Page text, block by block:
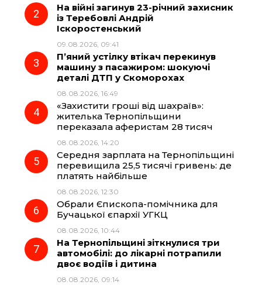
o
k
r
a
m p
На війні загинув 23-річний захисник
із Теребовлі Андрій
Іскоростенський
09.08.2026, 09:41
П’яний устілку втікач перекинув
машину з пасажиром: шокуючі
деталі ДТП у Скоморохах
08.08.2026, 16:49
«Захистити гроші від шахраїв»:
жителька Тернопільщини
переказала аферистам 28 тисяч
08.08.2026, 14:20
Середня зарплата на Тернопільщині
перевищила 25,5 тисячі гривень: де
платять найбільше
08.08.2026, 12:30
Обрали Єпископа-помічника для
Бучацької єпархії УГКЦ
08.08.2026, 10:44
На Тернопільщині зіткнулися три
автомобілі: до лікарні потрапили
двоє водіїв і дитина
08.08.2026, 09:14